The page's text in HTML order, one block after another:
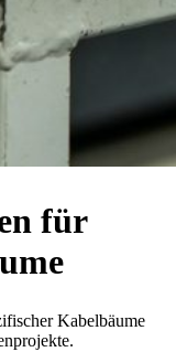
für
Kabelbäume